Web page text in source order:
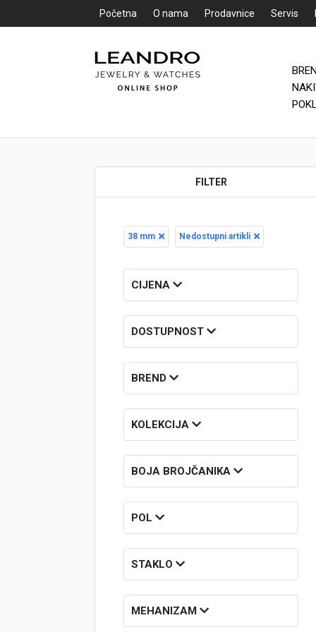
Početna
Loyalty Club
Brendovi
Swiss🇨🇭
Satovi
Diamond
Outlet
POKLON VAUČER
Prijava
Početna O nama Prodavnice Servis
FILTER
38 mm Nedostupni artikli
CIJENA
DOSTUPNOST
BREND
KOLEKCIJA
BOJA BROJČANIKA
POL
STAKLO
MEHANIZAM